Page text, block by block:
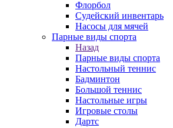
Флорбол
Судейский инвентарь
Насосы для мячей
Парные виды спорта
Назад
Парные виды спорта
Настольный теннис
Бадминтон
Большой теннис
Настольные игры
Игровые столы
Дартс